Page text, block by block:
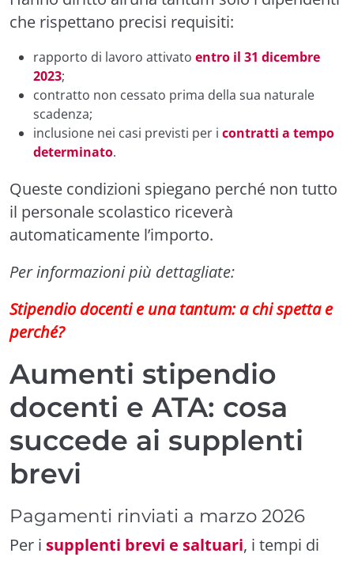
che rispettano precisi requisiti:
rapporto di lavoro attivato entro il 31 dicembre
2023;
contratto non cessato prima della sua naturale
scadenza;
inclusione nei casi previsti per i contratti a tempo
determinato.
Queste condizioni spiegano perché non tutto
il personale scolastico riceverà
automaticamente l’importo.
Per informazioni più dettagliate:
Stipendio docenti e una tantum: a chi spetta e
perché?
Aumenti stipendio
docenti e ATA: cosa
succede ai supplenti
brevi
Pagamenti rinviati a marzo 2026
Per i supplenti brevi e saltuari, i tempi di